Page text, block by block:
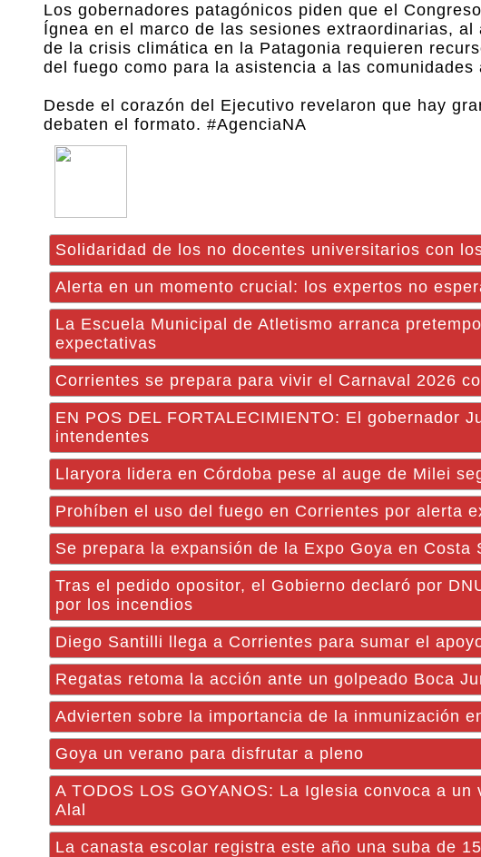
Los gobernadores patagónicos piden que el
Ígnea en el marco de las sesiones extraordinarias,
de la crisis climática en la Patagonia requieren
del fuego como para la asistencia a las comunidades
Desde el corazón del Ejecutivo revelaron que hay
debaten el formato. #AgenciaNA
Solidaridad de los no docentes universitarios con
Alerta en un momento crucial: los expertos no
La Escuela Municipal de Atletismo arranca
expectativas
Corrientes se prepara para vivir el Carnaval 2026
EN POS DEL FORTALECIMIENTO: El gobernador
intendentes
Llaryora lidera en Córdoba pese al auge de Milei
Prohíben el uso del fuego en Corrientes por alerta
Se prepara la expansión de la Expo Goya en Costa
Tras el pedido opositor, el Gobierno declaró por
por los incendios
Diego Santilli llega a Corrientes para sumar el
Regatas retoma la acción ante un golpeado Boca
Advierten sobre la importancia de la inmunización
Goya un verano para disfrutar a pleno
A TODOS LOS GOYANOS: La Iglesia convoca a
Alal
La canasta escolar registra este año una suba de